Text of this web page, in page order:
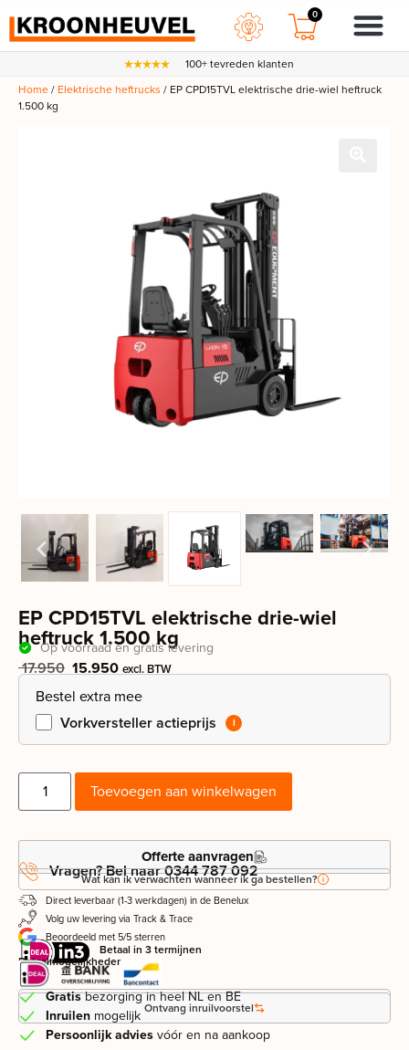
0
100+ tevreden klanten
Home/ Elektrische heftrucks / EP CPD15TVL elektrische drie-wiel heftruck
1.500 kg
EP CPD15TVL elektrische drie-wiel
heftruck 1.500 kg
Op voorraad en gratis levering
17.950 15.950 excl. BTW
Bestel extra mee
Vorkversteller actieprijs
Toevoegen aan winkelwagen
Offerte aanvragen
Vragen? Bel naar 0344 787 092
Wat kan ik verwachten wanneer ik ga bestellen?
Direct leverbaar (1-3 werkdagen) in de Benelux
Volg uw levering via Track & Trace
Beoordeeld met 5/5 sterren
Betaal in 3 termijnen
Betaalmogelijkheden
Leasevoorstel aanvragen
Ontvang inruilvoorstel
Gratisbezorging in heel NL en BE
Inruilen mogelijk
Persoonlijk advies vóór en na aankoop